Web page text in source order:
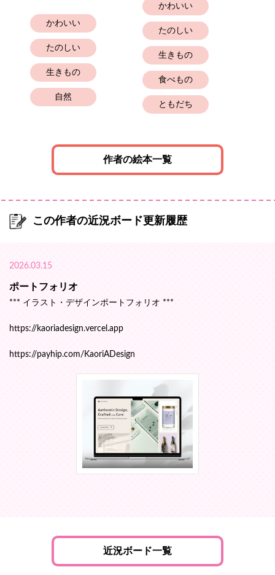
かわいい
たのしい
生きもの
自然
かわいい
たのしい
生きもの
食べもの
ともだち
作者の絵本一覧
この作者の近況ボード更新履歴
2026.03.15
ポートフォリオ
*** イラスト・デザインポートフォリオ ***
https://kaoriadesign.vercel.app
https://payhip.com/KaoriADesign
近況ボード一覧